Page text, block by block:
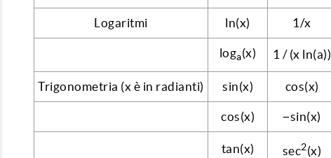
Logaritmi ln(x) 1/x
loga(x) 1 / (x ln(a))
Trigonometria (x è in radianti) sin(x) cos(x)
cos(x) −sin(x)
tan(x) sec2(x)